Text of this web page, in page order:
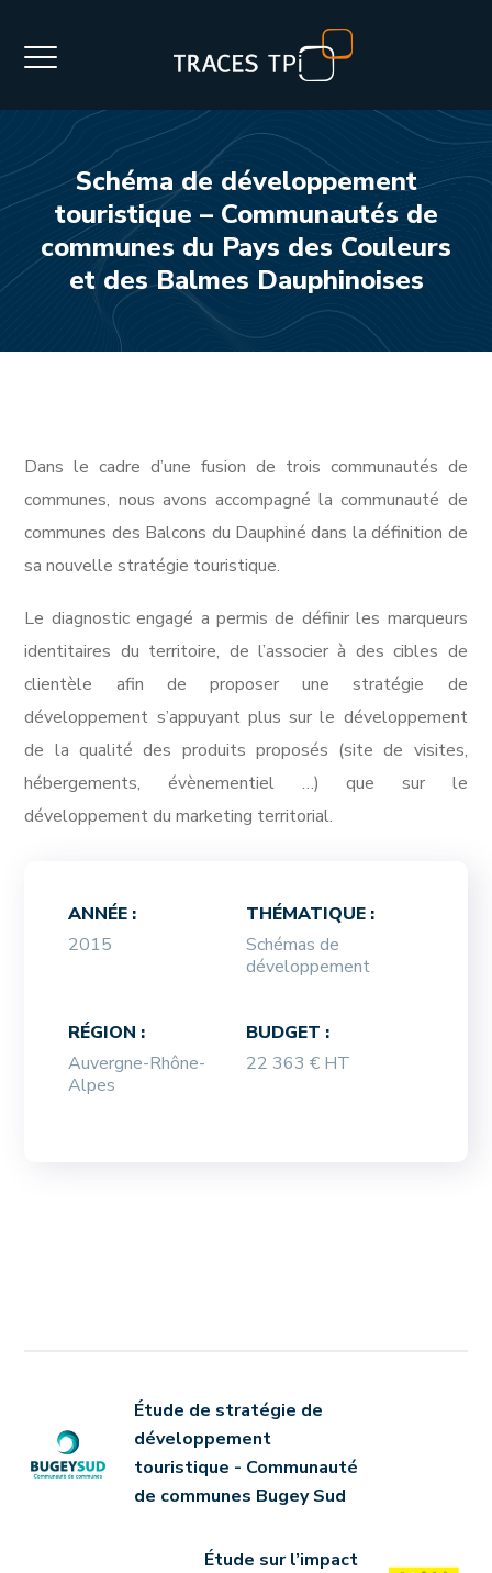
Schéma de développement
touristique – Communautés de
communes du Pays des Couleurs
et des Balmes Dauphinoises
Dans le cadre d’une fusion de trois communautés de
communes, nous avons accompagné la communauté de
communes des Balcons du Dauphiné dans la définition de
sa nouvelle stratégie touristique.
Le diagnostic engagé a permis de définir les marqueurs
identitaires du territoire, de l’associer à des cibles de
clientèle afin de proposer une stratégie de
développement s’appuyant plus sur le développement
de la qualité des produits proposés (site de visites,
hébergements, évènementiel …) que sur le
développement du marketing territorial.
ANNÉE :
2015
THÉMATIQUE :
Schémas de
développement
RÉGION :
Auvergne-Rhône-
Alpes
BUDGET :
22 363 € HT
Étude de stratégie de
développement
touristique - Communauté
de communes Bugey Sud
Étude sur l’impact